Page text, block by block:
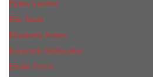
Еsteе Lаudеr
Elie Saab
Elizabeth Arden
Escentric Molecules
Emilio Pucci